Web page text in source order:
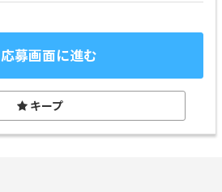
応募画面に進む
キープ